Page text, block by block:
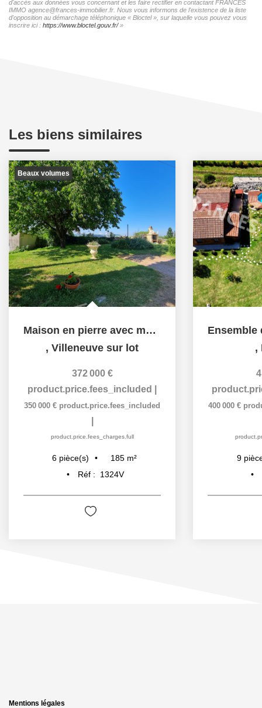
d'accès aux données vous concernant et les faire rectifier en contactant FRANCES
IMMO agence@frances-immobilier.fr. Nous vous informons de l'existence de la liste
d'opposition au démarchage téléphonique « Bloctel », sur laquelle vous pouvez vous
inscrire ici : https://www.bloctel.gouv.fr/»
Les biens similaires
Beaux volumes
Maison en pierre avec magnifique vue sur la campagne
, Villeneuve sur lot
372 000 €
product.price.fees_included
350 000 € product.price.fees_included
product.price.fees_charges.full
6 pièce(s) 185 m²
Réf :
1324V
,
400 000 €
9
Mentions légales